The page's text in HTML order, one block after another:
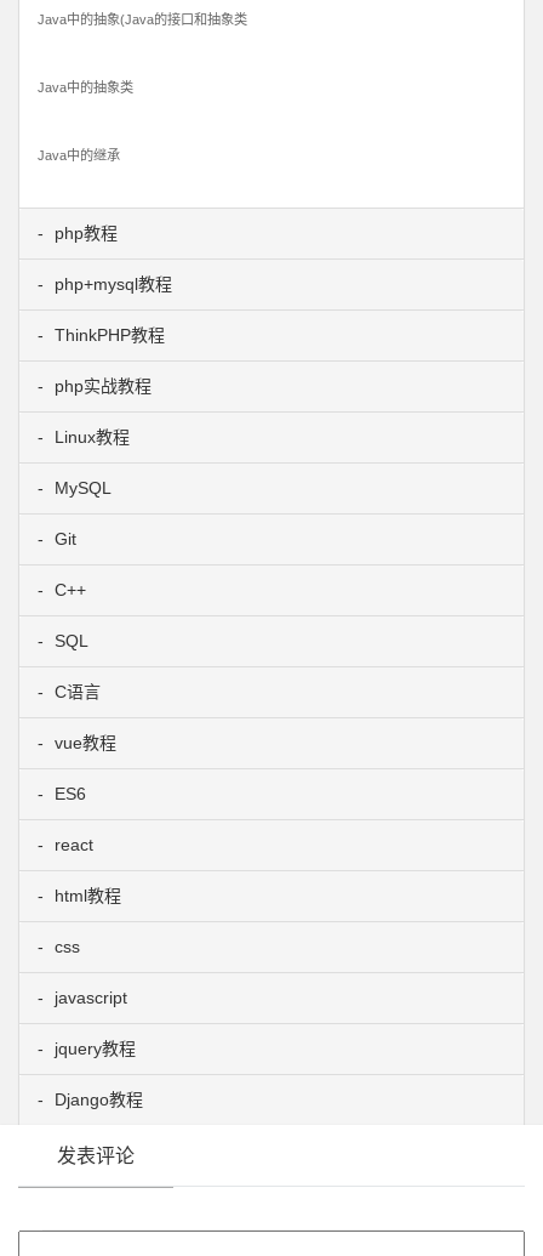
Java中的抽象(Java的接口和抽象类
Java中的抽象类
Java中的继承
php教程
php+mysql教程
ThinkPHP教程
php实战教程
Linux教程
MySQL
Git
C++
SQL
C语言
vue教程
ES6
react
html教程
css
javascript
jquery教程
Django教程
发表评论